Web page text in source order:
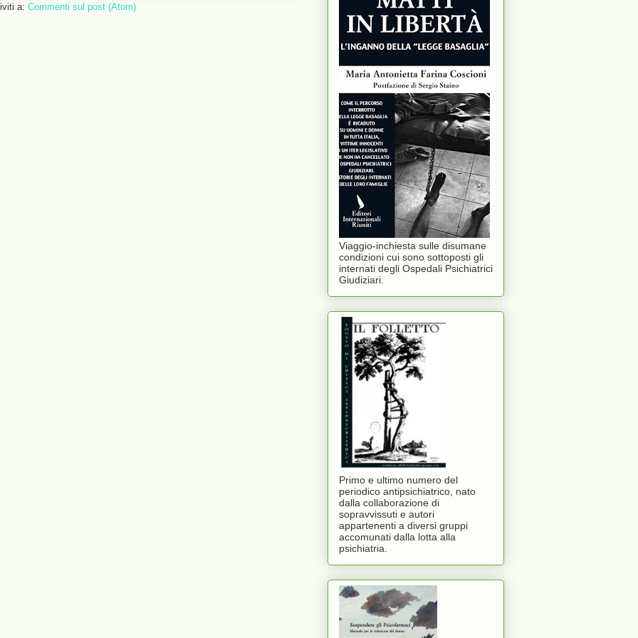
a: Commenti sul post (Atom)
Viaggio-inchiesta sulle disumane
condizioni cui sono sottoposti gli
internati degli Ospedali Psichiatrici
Giudiziari.
Primo e ultimo numero del
periodico antipsichiatrico, nato
dalla collaborazione di
sopravvissuti e autori
appartenenti a diversi gruppi
accomunati dalla lotta alla
psichiatria.